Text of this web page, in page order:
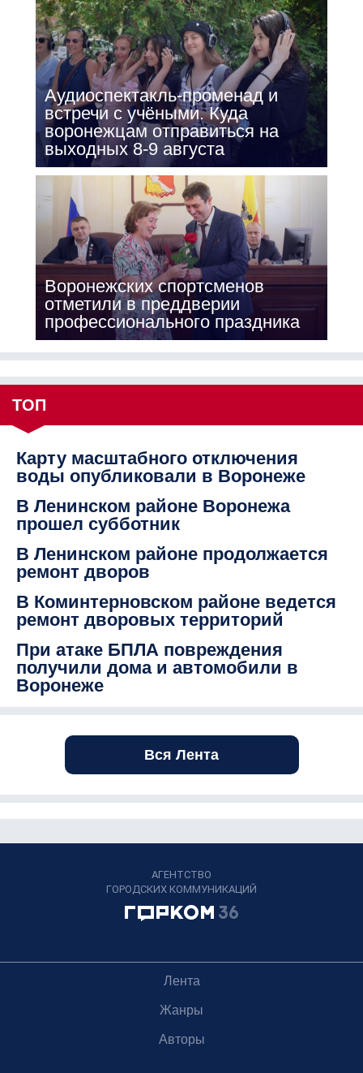
Аудиоспектакль-променад и
встречи с учёными. Куда
воронежцам отправиться на
выходных 8-9 августа
Воронежских спортсменов
отметили в преддверии
профессионального праздника
ТОП
Карту масштабного отключения
воды опубликовали в Воронеже
В Ленинском районе Воронежа
прошел субботник
В Ленинском районе продолжается
ремонт дворов
В Коминтерновском районе ведется
ремонт дворовых территорий
При атаке БПЛА повреждения
получили дома и автомобили в
Воронеже
Вся Лента
АГЕНТСТВО
ГОРОДСКИХ КОММУНИКАЦИЙ
Лента
Жанры
Авторы